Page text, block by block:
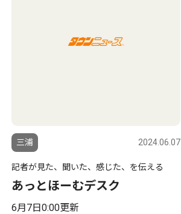
三浦 2024.06.07
記者が見た、聞いた、感じた、を伝える
あっとほーむデスク
6月7日0:00更新